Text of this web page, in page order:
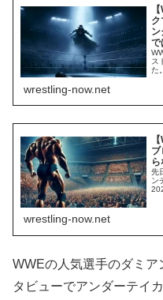
ク
で
ス
た
に
レ
wrestling-now.net
先
ン
wrestling-now.net
WWEの人気選手のダミ
タビューでアンダーテイ